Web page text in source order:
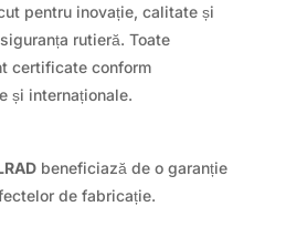
pentru inovație, calitate și
rutieră. Toate
certificate conform
și internaționale.
beneficiază de o garanție
de fabricație.